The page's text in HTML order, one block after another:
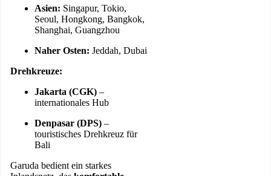
Asien: Singapur, Tokio,
Seoul, Hongkong, Bangkok,
Shanghai, Guangzhou
Naher Osten: Jeddah, Dubai
Drehkreuze:
Jakarta (CGK) –
internationales Hub
Denpasar (DPS) –
touristisches Drehkreuz für
Bali
Garuda bedient ein starkes